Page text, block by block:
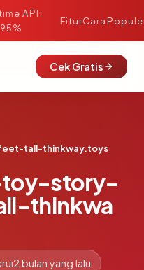
API:
FiturCara
Cek Gratis
tall-thinkway.toys
story-
thinkwa
2 bulan yang lalu